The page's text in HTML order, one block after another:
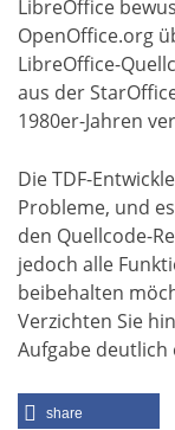
LibreOffice
OpenOffice.org
LibreOffice-
aus der
1980er-Jahren
Die TDF-
Probleme, und
den Quellcode-
jedoch alle
beibehalten
Verzichten Sie
Aufgabe deutlich
share